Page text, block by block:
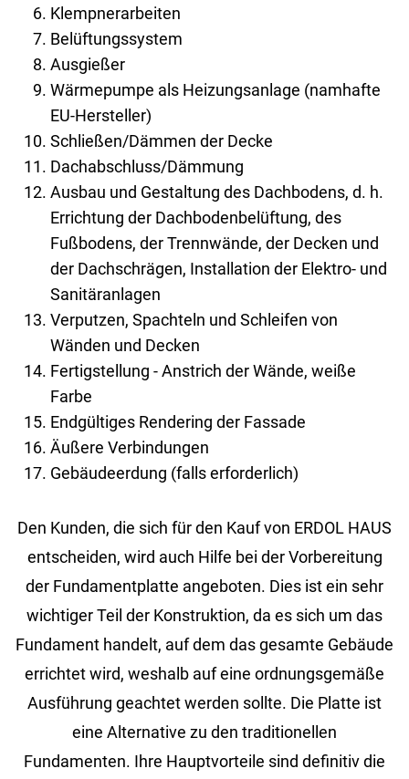
Klempnerarbeiten
Belüftungssystem
Ausgießer
Wärmepumpe als Heizungsanlage (namhafte
EU-Hersteller)
Schließen/Dämmen der Decke
Dachabschluss/Dämmung
Ausbau und Gestaltung des Dachbodens, d. h.
Errichtung der Dachbodenbelüftung, des
Fußbodens, der Trennwände, der Decken und
der Dachschrägen, Installation der Elektro- und
Sanitäranlagen
Verputzen, Spachteln und Schleifen von
Wänden und Decken
Fertigstellung - Anstrich der Wände, weiße
Farbe
Endgültiges Rendering der Fassade
Äußere Verbindungen
Gebäudeerdung (falls erforderlich)
Den Kunden, die sich für den Kauf von ERDOL HAUS
entscheiden, wird auch Hilfe bei der Vorbereitung
der Fundamentplatte angeboten. Dies ist ein sehr
wichtiger Teil der Konstruktion, da es sich um das
Fundament handelt, auf dem das gesamte Gebäude
errichtet wird, weshalb auf eine ordnungsgemäße
Ausführung geachtet werden sollte. Die Platte ist
eine Alternative zu den traditionellen
Fundamenten. Ihre Hauptvorteile sind definitiv die